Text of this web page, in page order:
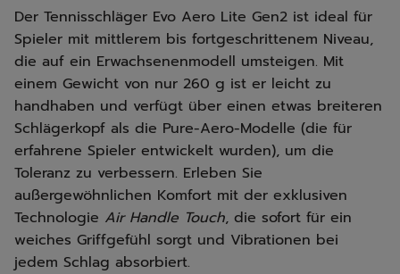
Der Tennisschläger Evo Aero Lite Gen2 ist ideal für
Spieler mit mittlerem bis fortgeschrittenem Niveau,
die auf ein Erwachsenenmodell umsteigen. Mit
einem Gewicht von nur 260 g ist er leicht zu
handhaben und verfügt über einen etwas breiteren
Schlägerkopf als die Pure-Aero-Modelle (die für
erfahrene Spieler entwickelt wurden), um die
Toleranz zu verbessern. Erleben Sie
außergewöhnlichen Komfort mit der exklusiven
Technologie Air Handle Touch, die sofort für ein
weiches Griffgefühl sorgt und Vibrationen bei
jedem Schlag absorbiert.